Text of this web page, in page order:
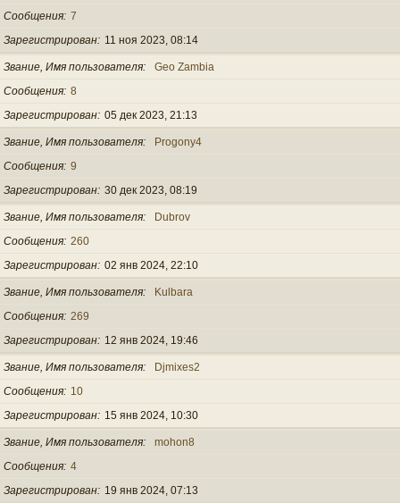
Сообщения 7
Зарегистрирован
11 ноя 2023, 08:14
Звание, Имя пользователя
Geo Zambia
Сообщения 8
Зарегистрирован 05 дек 2023, 21:13
Звание, Имя пользователя
Progony4
Сообщения 9
Зарегистрирован 30 дек 2023, 08:19
Звание, Имя пользователя
Dubrov
Сообщения 260
Зарегистрирован 02 янв 2024, 22:10
Звание, Имя пользователя
Kulbara
Сообщения 269
Зарегистрирован
12 янв 2024, 19:46
Звание, Имя пользователя
Djmixes2
Сообщения
10
Зарегистрирован
15 янв 2024, 10:30
Звание, Имя пользователя
mohon8
Сообщения 4
Зарегистрирован
19 янв 2024, 07:13